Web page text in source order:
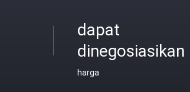
dapat
dinegosiasikan
harga